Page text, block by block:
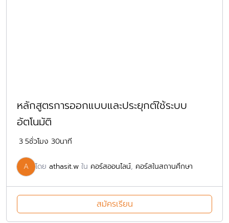
หลักสูตรการออกแบบและประยุกต์ใช้ระบบ
อัตโนมัติ
35ชั่วโมง 30นาที
A โดย athasit.w ใน คอร์สออนไลน์, คอร์สในสถานศึกษา
สมัครเรียน